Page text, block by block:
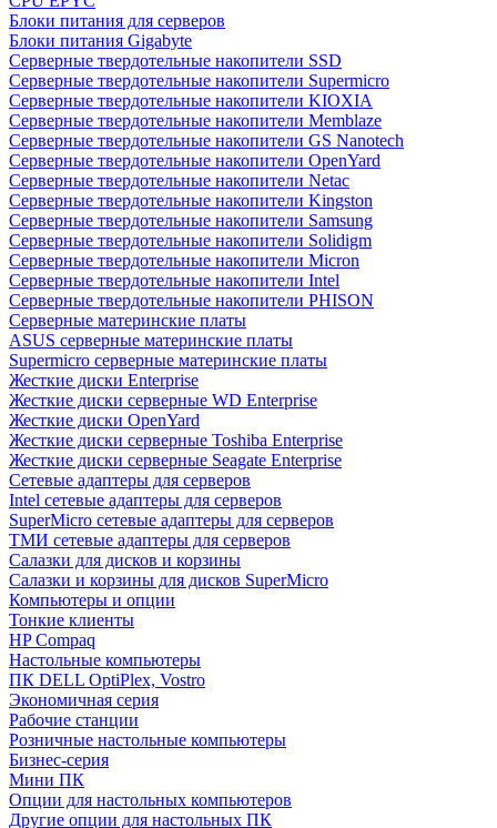
Блоки питания для серверов
Блоки питания Gigabyte
Серверные твердотельные накопители SSD
Cерверные твердотельные накопители Supermicro
Cерверные твердотельные накопители KIOXIA
Cерверные твердотельные накопители Memblaze
Cерверные твердотельные накопители GS Nanotech
Серверные твердотельные накопители OpenYard
Серверные твердотельные накопители Netac
Cерверные твердотельные накопители Kingston
Cерверные твердотельные накопители Samsung
Cерверные твердотельные накопители Solidigm
Cерверные твердотельные накопители Micron
Cерверные твердотельные накопители Intel
Cерверные твердотельные накопители PHISON
Серверные материнские платы
ASUS серверные материнские платы
Supermicro серверные материнские платы
Жесткие диски Enterprise
Жесткие диски серверные WD Enterprise
Жесткие диски OpenYard
Жесткие диски серверные Toshiba Enterprise
Жесткие диски серверные Seagate Enterprise
Сетевые адаптеры для серверов
Intel сетевые адаптеры для серверов
SuperMicro сетевые адаптеры для серверов
ТМИ сетевые адаптеры для серверов
Салазки для дисков и корзины
Салазки и корзины для дисков SuperMicro
Компьютеры и опции
Тонкие клиенты
HP Compaq
Настольные компьютеры
ПК DELL OptiPlex, Vostro
Экономичная серия
Рабочие станции
Розничные настольные компьютеры
Бизнес-серия
Мини ПК
Опции для настольных компьютеров
Другие опции для настольных ПК